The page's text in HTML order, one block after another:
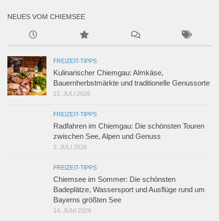
NEUES VOM CHIEMSEE
FREIZEIT-TIPPS
Kulinarischer Chiemgau: Almkäse,
Bauernherbstmärkte und traditionelle Genussorte
21. JULI 2026
FREIZEIT-TIPPS
Radfahren im Chiemgau: Die schönsten Touren
zwischen See, Alpen und Genuss
2. JULI 2026
FREIZEIT-TIPPS
Chiemsee im Sommer: Die schönsten
Badeplätze, Wassersport und Ausflüge rund um
Bayerns größten See
14. JUNI 2026